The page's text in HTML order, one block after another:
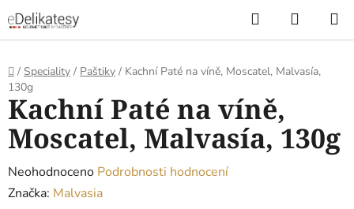
na
obsah
Hledat
KOŠÍK
Domů
/ Speciality / Paštiky / Kachní Paté na víně, Moscatel, Malvasía,
130g
Kachní Paté na víně,
Moscatel, Malvasía, 130g
Průměrné
hodnocení
Neohodnoceno Podrobnosti hodnocení
Značka: Malvasia